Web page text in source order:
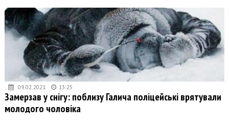
09.02.2021 13:25
Замерзав у снігу: поблизу Галича поліцейські врятували
молодого чоловіка